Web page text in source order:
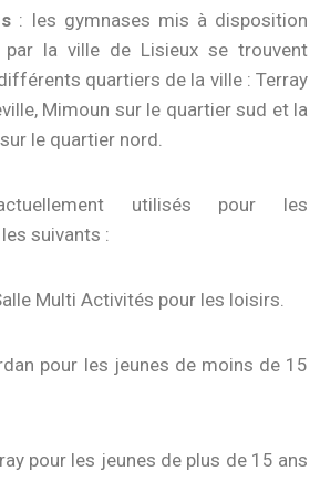
: les gymnases mis à disposition
la ville de Lisieux se trouvent
quartiers de la ville : Terray
Mimoun sur le quartier sud et la
le quartier nord.
utilisés pour les
suivants :
Multi Activités pour les loisirs.
pour les jeunes de moins de 15
pour les jeunes de plus de 15 ans